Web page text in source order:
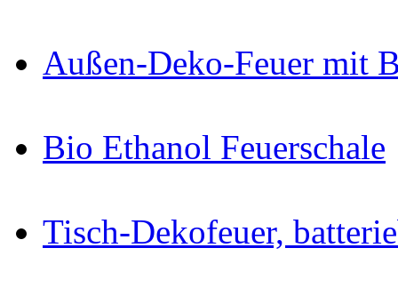
Außen-Deko-Feuer mit
Bio Ethanol Feuerschale
Tisch-Dekofeuer,